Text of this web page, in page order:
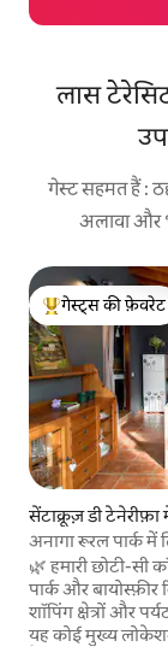
लास
गेस्ट सहमत हैं :
अलावा और
गेस्ट्स का टॉप
गेस्ट्स की फ़ेवरेट
सेंटाक्रूज़ डी
अनागा रूरल पार्क में
🌿 हमारी छोटी-सी
पार्क और बायोस्फ़ीर
शॉपिंग क्षेत्रों और
यह कोई मुख्य